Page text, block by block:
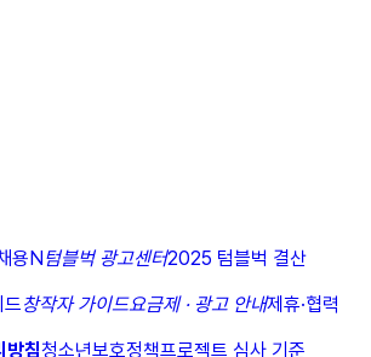
용N텀블벅 광고센터2025 텀블벅 결산
창작자 가이드요금제 · 광고 안내제휴·협력
방침청소년보호정책프로젝트 심사 기준